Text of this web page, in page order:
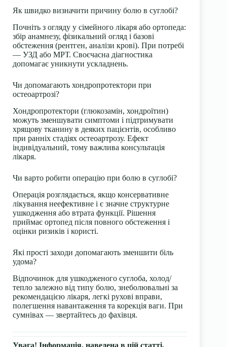
Як швидко визначити причину болю в суглобі?
Почніть з огляду у сімейного лікаря або ортопеда:
збір анамнезу, фізикальний огляд і базові
обстеження (рентген, аналізи крові). При потребі
— УЗД або МРТ. Своєчасна діагностика
допомагає уникнути ускладнень.
Чи допомагають хондропротектори при
остеоартрозі?
Хондропротектори (глюкозамін, хондроїтин)
можуть зменшувати симптоми і підтримувати
хрящову тканину в деяких пацієнтів, особливо
при ранніх стадіях остеоартрозу. Ефект
індивідуальний, тому важлива консультація
лікаря.
Чи варто робити операцію при болю в суглобі?
Операція розглядається, якщо консервативне
лікування неефективне і є значне структурне
ушкодження або втрата функції. Рішення
приймає ортопед після повного обстеження і
оцінки ризиків і користі.
Які прості заходи допомагають зменшити біль
удома?
Відпочинок для ушкодженого суглоба, холод/
тепло залежно від типу болю, знеболювальні за
рекомендацією лікаря, легкі рухові вправи,
полегшення навантаження та корекція ваги. При
сумнівах — звертайтесь до фахівця.
Увага! Інформація, наведена в цій статті,